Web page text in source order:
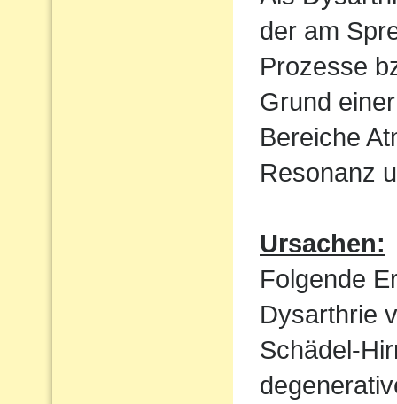
der am
Prozesse
Grund
Bereiche
Resonanz
Ursachen:
Folgende
Dysarthrie
Schädel-